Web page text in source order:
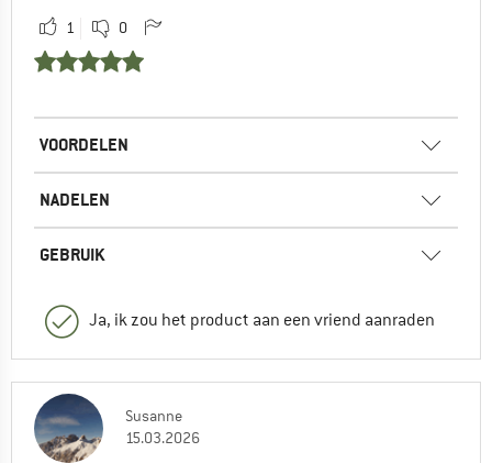
1 0
VOORDELEN
NADELEN
GEBRUIK
Ja, ik zou het product aan een vriend aanraden
Susanne
15.03.2026